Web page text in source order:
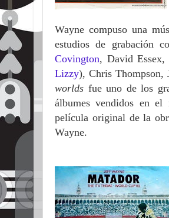
Wayne compuso una
estudios de grabación
Covington, David
Lizzy), Chris Thompson,
worlds fue uno de los
álbumes vendidos en el
película original de la
Wayne.